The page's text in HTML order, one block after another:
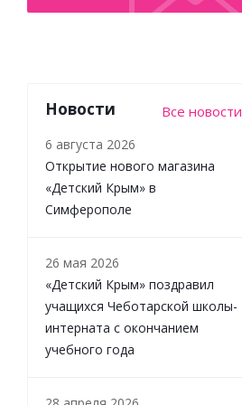
Новости Все новости
6 августа 2026
Открытие нового магазина
«Детский Крым» в
Симферополе
26 мая 2026
«Детский Крым» поздравил
учащихся Чеботарской школы-
интерната с окончанием
учебного года